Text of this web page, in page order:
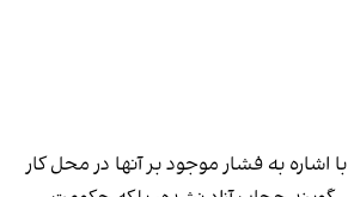
اشاره به فشار موجود بر آنها در محل کار